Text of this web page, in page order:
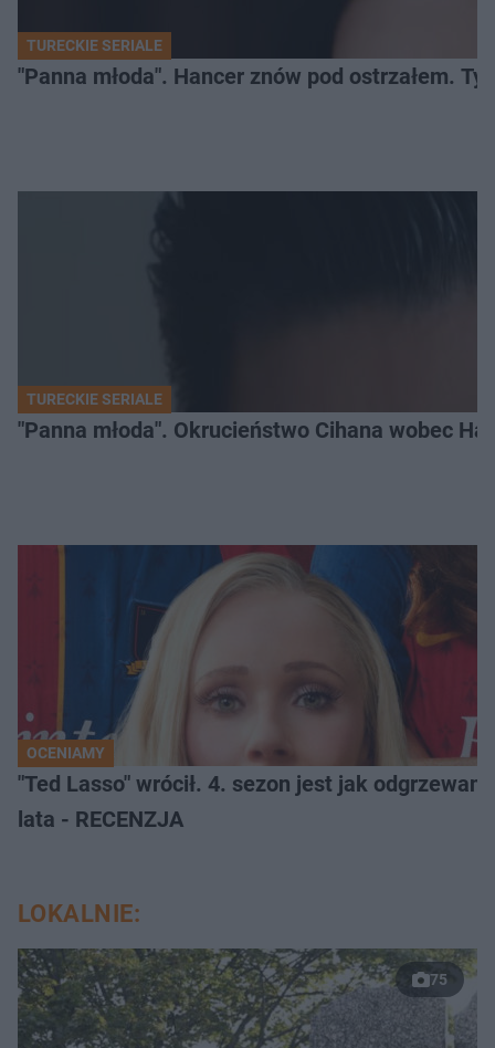
TURECKIE SERIALE
"Panna młoda". Hancer znów pod ostrzałem.
TURECKIE SERIALE
"Panna młoda". Okrucieństwo Cihana wobec
OCENIAMY
"Ted Lasso" wrócił. 4. sezon jest jak
lata - RECENZJA
LOKALNIE:
75